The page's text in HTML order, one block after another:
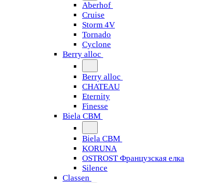
Aberhof
Cruise
Storm 4V
Tornado
Сyclone
Berry alloc
Berry alloc
CHATEAU
Eternity
Finesse
Biela CBM
Biela CBM
KORUNA
OSTROST Французская елка
Silence
Classen